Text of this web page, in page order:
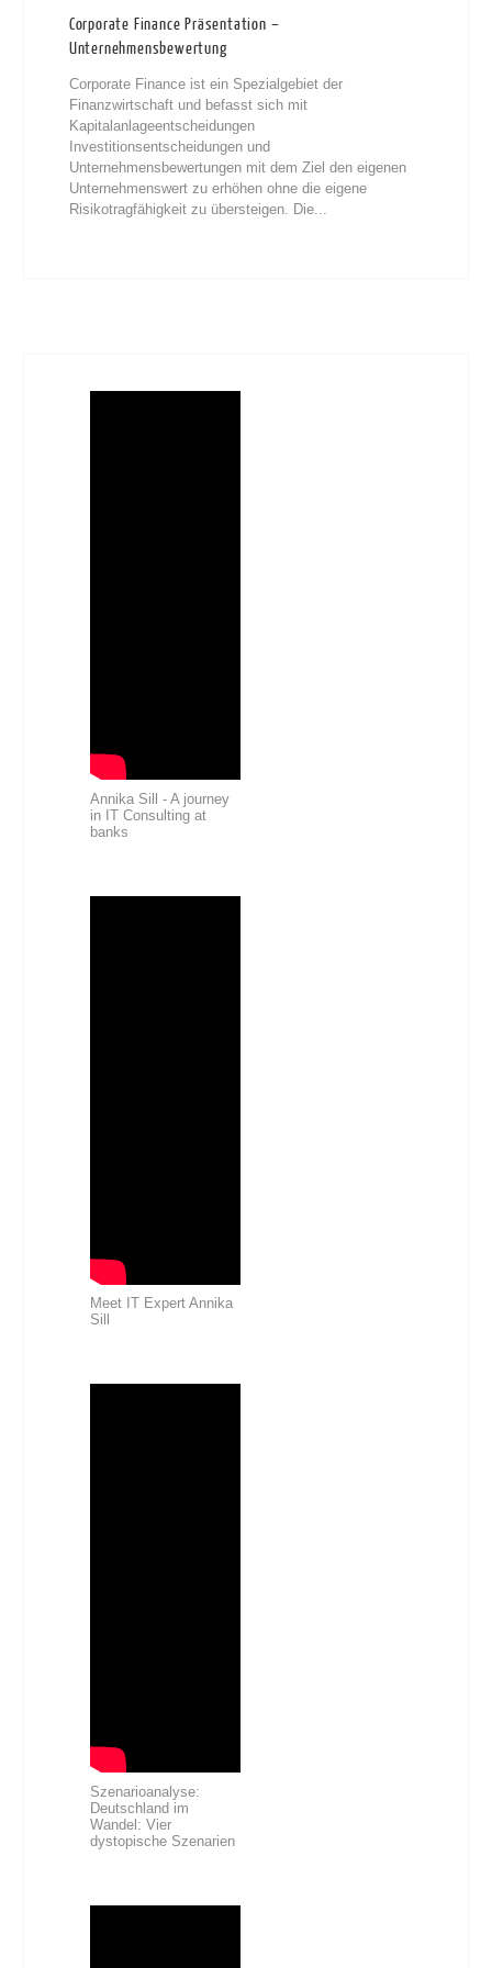
Corporate Finance Präsentation –
Unternehmensbewertung
Corporate Finance ist ein Spezialgebiet der
Finanzwirtschaft und befasst sich mit
Kapitalanlageentscheidungen
Investitionsentscheidungen und
Unternehmensbewertungen mit dem Ziel den eigenen
Unternehmenswert zu erhöhen ohne die eigene
Risikotragfähigkeit zu übersteigen. Die...
Annika Sill - A journey
in IT Consulting at
banks
Meet IT Expert Annika
Sill
Szenarioanalyse:
Deutschland im
Wandel: Vier
dystopische Szenarien